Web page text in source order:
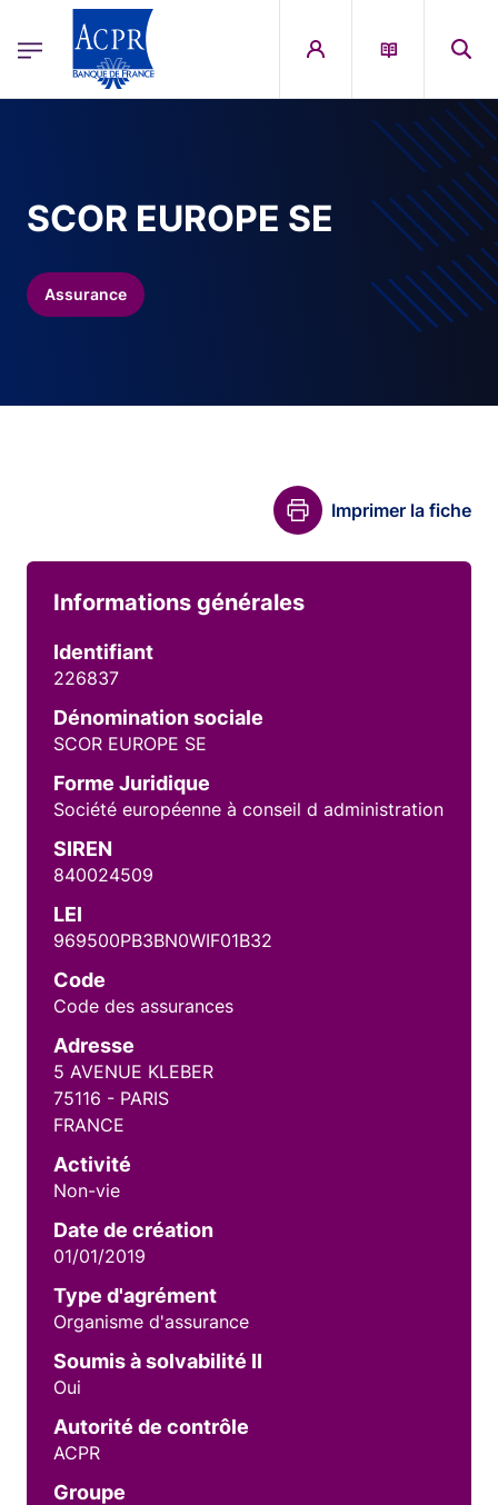
ACPR Menu Principal (French)
SCOR EUROPE SE
Assurance
Imprimer la fiche
Informations générales
Identifiant
226837
Dénomination sociale
SCOR EUROPE SE
Forme Juridique
Société européenne à conseil d administration
SIREN
840024509
LEI
969500PB3BN0WIF01B32
Code
Code des assurances
Adresse
5 AVENUE KLEBER
75116 - PARIS
FRANCE
Activité
Non-vie
Date de création
01/01/2019
Type d'agrément
Organisme d'assurance
Soumis à solvabilité II
Oui
Autorité de contrôle
ACPR
Groupe